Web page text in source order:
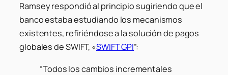
Ramsey respondió al principio sugiriendo que el
banco estaba estudiando los mecanismos
existentes, refiriéndose a la solución de pagos
globales de SWIFT, «SWIFT GPI”:
“Todos los cambios incrementales